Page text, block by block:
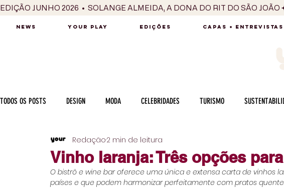
EDIÇÃO JUNHO 2026  •  SOLANGE ALMEIDA, A DONA DO RIT DO SÃO JOÃO
NEWS YOUR PLAY EDIÇÕES CAPAS + ENTREVISTAS
TODOS OS POSTS DESIGN MODA CELEBRIDADES TURISMO
MÚSICA SÉRIES / TV INTERNACIONAL
CULINÁRIA PESSOAS CARREIRA VINHOS SABOR
Vinho laranja: Três opções
Redação2 min de leitura
O bistrô e wine bar oferece uma única e extensa carta de vinhos
países e que podem harmonizar perfeitamente com pratos